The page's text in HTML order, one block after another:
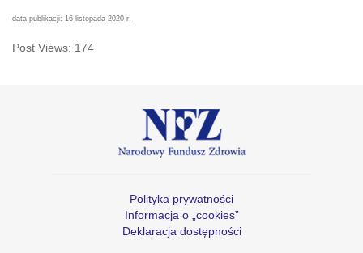
data publikacji: 16 listopada 2020 r.
Post Views: 174
Polityka prywatności
Informacja o „cookies”
Deklaracja dostępności